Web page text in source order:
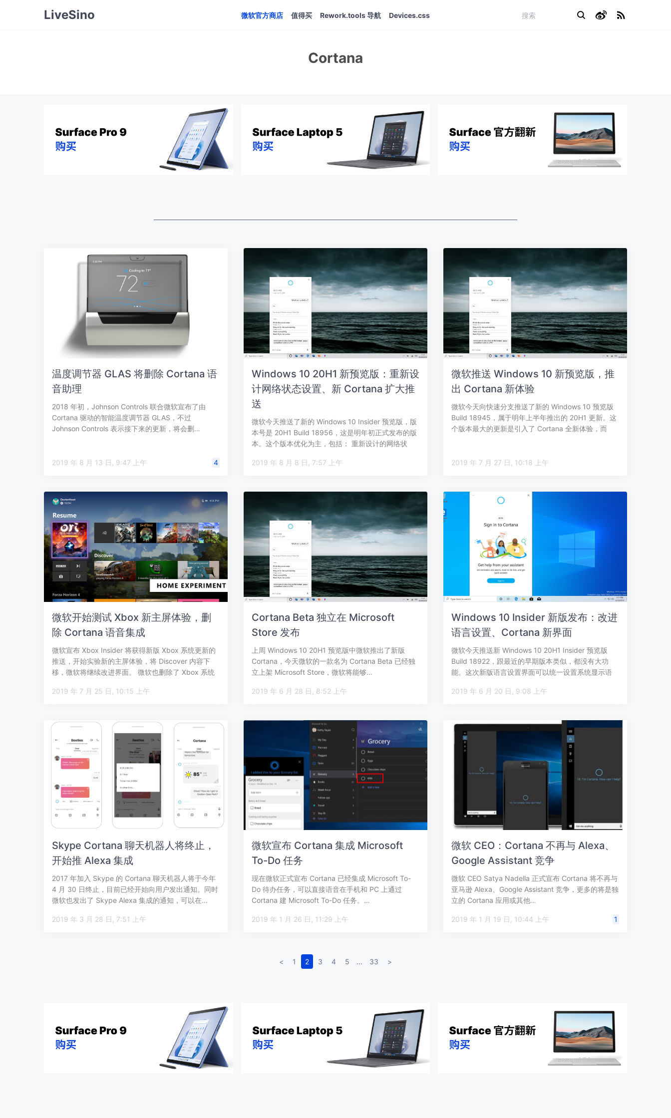
LiveSino 微软官方商店 值得买 Rework.tools 导航 Devices.css
Cortana
温度调节器 GLAS 将删除 Cortana 语
音助理
2018 年初，Johnson Controls 联合微软宣布了由
Cortana 驱动的智能温度调节器 GLAS，不过
Johnson Controls 表示接下来的更新，将会删…
2019 年 8 月 13 日, 9:47 上午 4
Windows 10 20H1 新预览版：重新设
计网络状态设置、新 Cortana 扩大推
送
微软今天推送了新的 Windows 10 Insider 预览版，版
本号是 20H1 Build 18956，这是明年初正式发布的版
本。这个版本优化为主，包括： 重新设计的网络状
2019 年 8 月 8 日, 7:57 上午
微软推送 Windows 10 新预览版，推
出 Cortana 新体验
微软今天向快速分支推送了新的 Windows 10 预览版
Build 18945，属于明年上半年推出的 20H1 更新。这
个版本最大的更新是引入了 Cortana 全新体验，而
2019 年 7 月 27 日, 10:18 上午
微软开始测试 Xbox 新主屏体验，删
除 Cortana 语音集成
微软宣布 Xbox Insider 将获得新版 Xbox 系统更新的
推送，开始实验新的主屏体验，将 Discover 内容下
移，微软将继续改进界面。 微软也删除了 Xbox 系统
2019 年 7 月 25 日, 10:15 上午
Cortana Beta 独立在 Microsoft
Store 发布
上周 Windows 10 20H1 预览版中微软推出了新版
Cortana，今天微软的一款名为 Cortana Beta 已经独
立上架 Microsoft Store，微软将能够…
2019 年 6 月 28 日, 8:52 上午
Windows 10 Insider 新版发布：改进
语言设置、Cortana 新界面
微软今天推送新 Windows 10 20H1 Insider 预览版
Build 18922，跟最近的早期版本类似，都没有大功
能。这次新版语言设置界面可以统一设置系统显示语
2019 年 6 月 20 日, 9:08 上午
Skype Cortana 聊天机器人将终止，
开始推 Alexa 集成
2017 年加入 Skype 的 Cortana 聊天机器人将于今年
4 月 30 日终止，目前已经开始向用户发出通知。同时
微软也发出了 Skype Alexa 集成的通知，可以在…
2019 年 3 月 28 日, 7:51 上午
微软宣布 Cortana 集成 Microsoft
To-Do 任务
现在微软正式宣布 Cortana 已经集成 Microsoft To-
Do 待办任务，可以直接语音在手机和 PC 上通过
Cortana 建 Microsoft To-Do 任务。…
2019 年 1 月 26 日, 11:29 上午
微软 CEO：Cortana 不再与 Alexa、
Google Assistant 竞争
微软 CEO Satya Nadella 正式宣布 Cortana 将不再与
亚马逊 Alexa、Google Assistant 竞争，更多的将是独
立的 Cortana 应用或其他…
2019 年 1 月 19 日, 10:44 上午 1
< 1 2 3 4 5 ... 33 >